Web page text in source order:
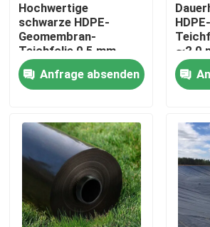
Produkte
Hochwertige
schwarze HDPE-
Geomembran-
Teichfolie 0,5 mm
∼2,0 mm für
Fischzucht,
Aquakulturbecken,
Dammwasserdichtung
Anfrage absenden
∼2,0